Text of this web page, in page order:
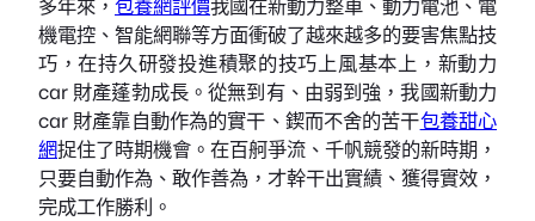
機電控、智能網聯等方面衝破了越來越多的要害焦點技
巧，在持久研發投進積聚的技巧上風基本上，新動力
car 財產蓬勃成長。從無到有、由弱到強，我國新動力
car 財產靠自動作為的實干、鍥而不舍的苦干包養甜心
網捉住了時期機會。在百舸爭流、千帆競發的新時期，
只要自動作為、敢作善為，才幹干出實績、獲得實效，
完成工作勝利。